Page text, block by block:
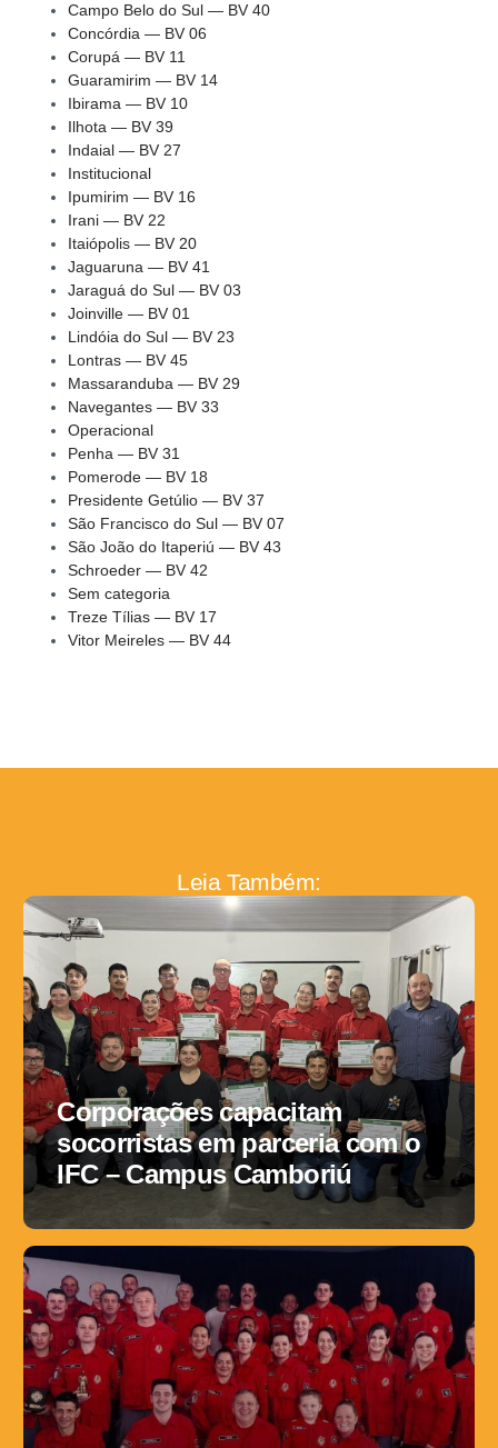
Campo Belo do Sul — BV 40
Concórdia — BV 06
Corupá — BV 11
Guaramirim — BV 14
Ibirama — BV 10
Ilhota — BV 39
Indaial — BV 27
Institucional
Ipumirim — BV 16
Irani — BV 22
Itaiópolis — BV 20
Jaguaruna — BV 41
Jaraguá do Sul — BV 03
Joinville — BV 01
Lindóia do Sul — BV 23
Lontras — BV 45
Massaranduba — BV 29
Navegantes — BV 33
Operacional
Penha — BV 31
Pomerode — BV 18
Presidente Getúlio — BV 37
São Francisco do Sul — BV 07
São João do Itaperiú — BV 43
Schroeder — BV 42
Sem categoria
Treze Tílias — BV 17
Vitor Meireles — BV 44
Leia Também:
Corporações capacitam
socorristas em parceria com o
IFC – Campus Camboriú